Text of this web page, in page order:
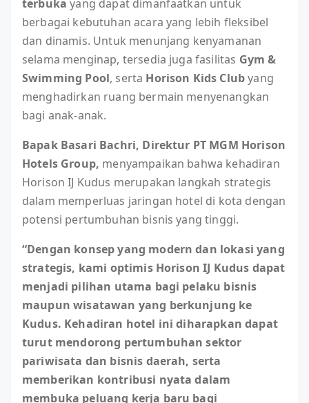
terbuka yang dapat dimanfaatkan untuk
berbagai kebutuhan acara yang lebih fleksibel
dan dinamis. Untuk menunjang kenyamanan
selama menginap, tersedia juga fasilitas Gym &
Swimming Pool, serta Horison Kids Clubyang
menghadirkan ruang bermain menyenangkan
bagi anak-anak.
Bapak Basari Bachri, Direktur PT MGM Horison
Hotels Group, menyampaikan bahwa kehadiran
Horison IJ Kudus merupakan langkah strategis
dalam memperluas jaringan hotel di kota dengan
potensi pertumbuhan bisnis yang tinggi.
“Dengan konsep yang modern dan lokasi yang
strategis, kami optimis Horison IJ Kudus dapat
menjadi pilihan utama bagi pelaku bisnis
maupun wisatawan yang berkunjung ke
Kudus. Kehadiran hotel ini diharapkan dapat
turut mendorong pertumbuhan sektor
pariwisata dan bisnis daerah, serta
memberikan kontribusi nyata dalam
membuka peluang kerja baru bagi